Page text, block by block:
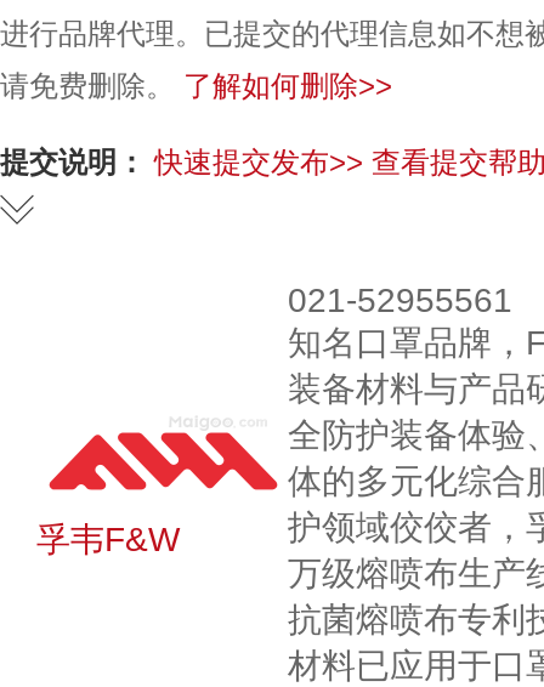
进行品牌代理。已提交的代理信息如不想
请免费删除。
了解如何删除>>
提交说明： 快速提交发布>> 查看提交帮
孚韦F&W
021-52955561
知名口罩品牌，
装备材料与产品
全防护装备体验
体的多元化综合
护领域佼佼者，
万级熔喷布生产
抗菌熔喷布专利
材料已应用于口